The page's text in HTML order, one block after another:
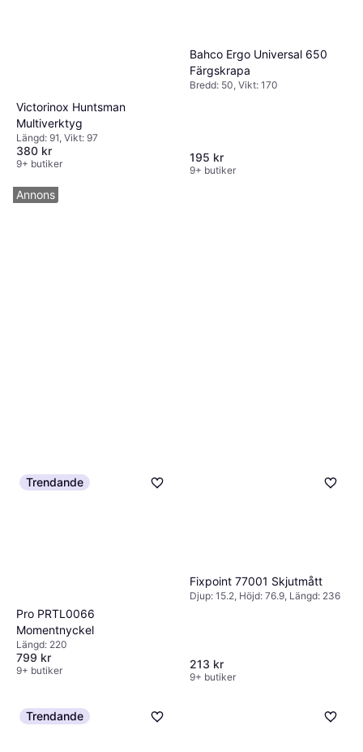
Victorinox Huntsman
Multiverktyg
Längd: 91, Vikt: 97
380 kr
9+ butiker
Bahco Ergo Universal 650
Färgskrapa
Bredd: 50, Vikt: 170
195 kr
9+ butiker
Trendande
Pro PRTL0066
Momentnyckel
Längd: 220
799 kr
9+ butiker
Fixpoint 77001 Skjutmått
Djup: 15.2, Höjd: 76.9, Längd: 236
213 kr
9+ butiker
Trendande
Annons